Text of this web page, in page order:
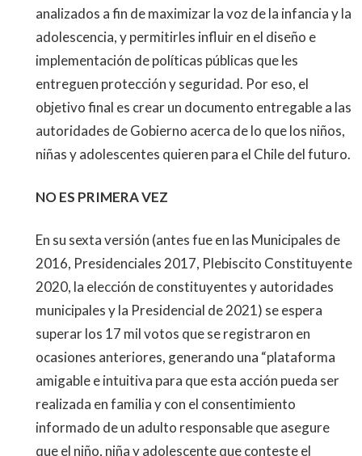
analizados a fin de maximizar la voz de la infancia y la
adolescencia, y permitirles influir en el diseño e
implementación de políticas públicas que les
entreguen protección y seguridad. Por eso, el
objetivo final es crear un documento entregable a las
autoridades de Gobierno acerca de lo que los niños,
niñas y adolescentes quieren para el Chile del futuro.
NO ES PRIMERA VEZ
En su sexta versión (antes fue en las Municipales de
2016, Presidenciales 2017, Plebiscito Constituyente
2020, la elección de constituyentes y autoridades
municipales y la Presidencial de 2021) se espera
superar los 17 mil votos que se registraron en
ocasiones anteriores, generando una “plataforma
amigable e intuitiva para que esta acción pueda ser
realizada en familia y con el consentimiento
informado de un adulto responsable que asegure
que el niño, niña y adolescente que conteste el